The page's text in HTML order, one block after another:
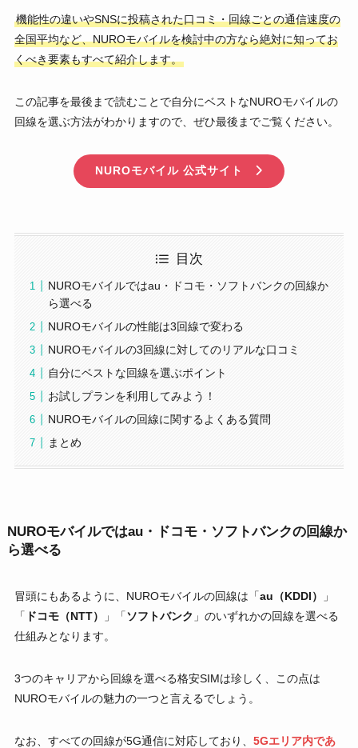
機能性の違いやSNSに投稿された口コミ・回線ごとの通信速度の
全国平均など、NUROモバイルを検討中の方なら絶対に知ってお
くべき要素もすべて紹介します。
この記事を最後まで読むことで自分にベストなNUROモバイルの
回線を選ぶ方法がわかりますので、ぜひ最後までご覧ください。
NUROモバイル 公式サイト
目次
NUROモバイルではau・ドコモ・ソフトバンクの回線か
ら選べる
NUROモバイルの性能は3回線で変わる
NUROモバイルの3回線に対してのリアルな口コミ
自分にベストな回線を選ぶポイント
お試しプランを利用してみよう！
NUROモバイルの回線に関するよくある質問
まとめ
NUROモバイルではau・ドコモ・ソフトバンクの回線か
ら選べる
冒頭にもあるように、NUROモバイルの回線は「au（KDDI）
」
「 ドコモ（NTT） 」「ソフトバンク 」のいずれかの回線を選べる
仕組みとなります。
3つのキャリアから回線を選べる格安SIMは珍しく、この点は
NUROモバイルの魅力の一つと言えるでしょう。
なお、すべての回線が5G通信に対応しており、 5Gエリア内であ